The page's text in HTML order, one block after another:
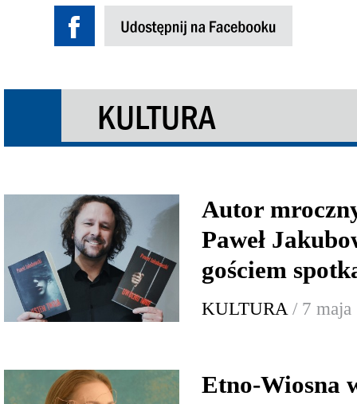
KULTURA
Autor
Paweł
gościem
KULTURA / 7 maja
Etno-Wiosna